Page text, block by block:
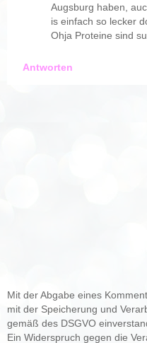
Augsburg haben,
is einfach so lecker
Ohja Proteine sind
Antworten
Mit der Abgabe eines
mit der Speicherung und
gemäß des DSGVO
Ein Widerspruch gegen die